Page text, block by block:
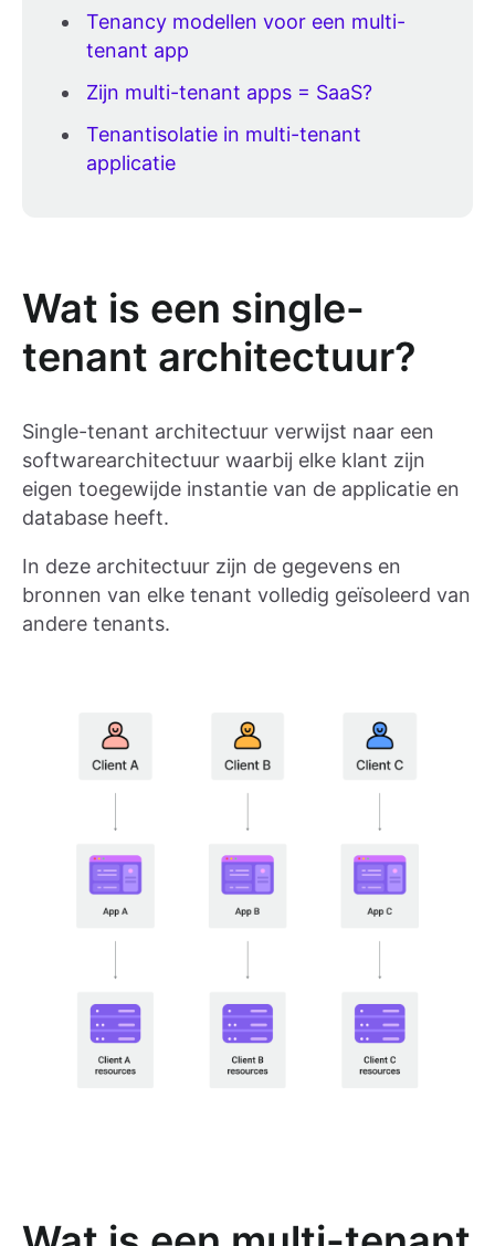
Tenancy modellen voor een multi-
tenant app
Zijn multi-tenant apps = SaaS?
Tenantisolatie in multi-tenant
applicatie
Wat is een single-
tenant architectuur?
Single-tenant architectuur verwijst naar een
softwarearchitectuur waarbij elke klant zijn
eigen toegewijde instantie van de applicatie en
database heeft.
In deze architectuur zijn de gegevens en
bronnen van elke tenant volledig geïsoleerd van
andere tenants.